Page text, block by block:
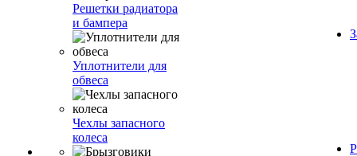
Решетки радиатора
и бампера
Уплотнители для
обвеса
Чехлы запасного
колеса